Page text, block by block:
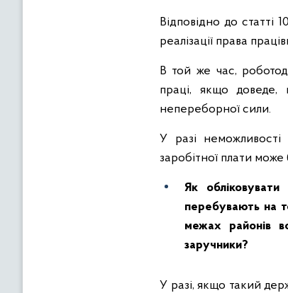
Відповідно до
реалізації права
В той же час,
праці, якщо доведе,
непереборної сили.
У разі неможливості
заробітної плати
Як
перебувають на
межах районів
заручники?
У разі, якщо такий